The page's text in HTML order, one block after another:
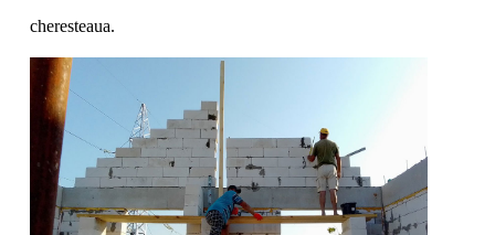
cheresteaua.